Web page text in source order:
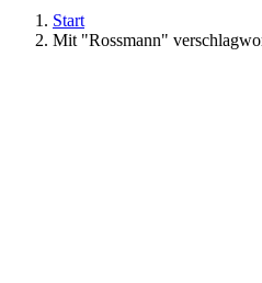
Start
Mit "Rossmann"